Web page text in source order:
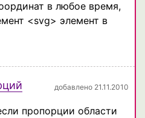
в любое время,
<svg> элемент в
добавлено 21.11.2010
пропорции области